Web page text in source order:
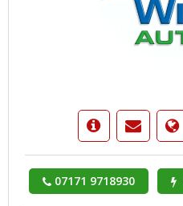
07171 9718930